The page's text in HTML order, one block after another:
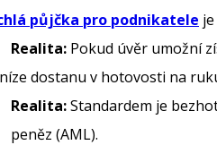
půjčka pro podnikatele
Realita: Pokud úvěr umožní
dostanu v hotovosti na
Realita:Standardem je
peněz (AML).